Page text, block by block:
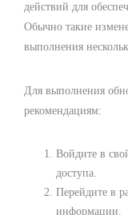
действий для
Обычно такие
выполнения
Для выполнения
рекомендациям:
Войдите в
доступа.
Перейдите в
информации.